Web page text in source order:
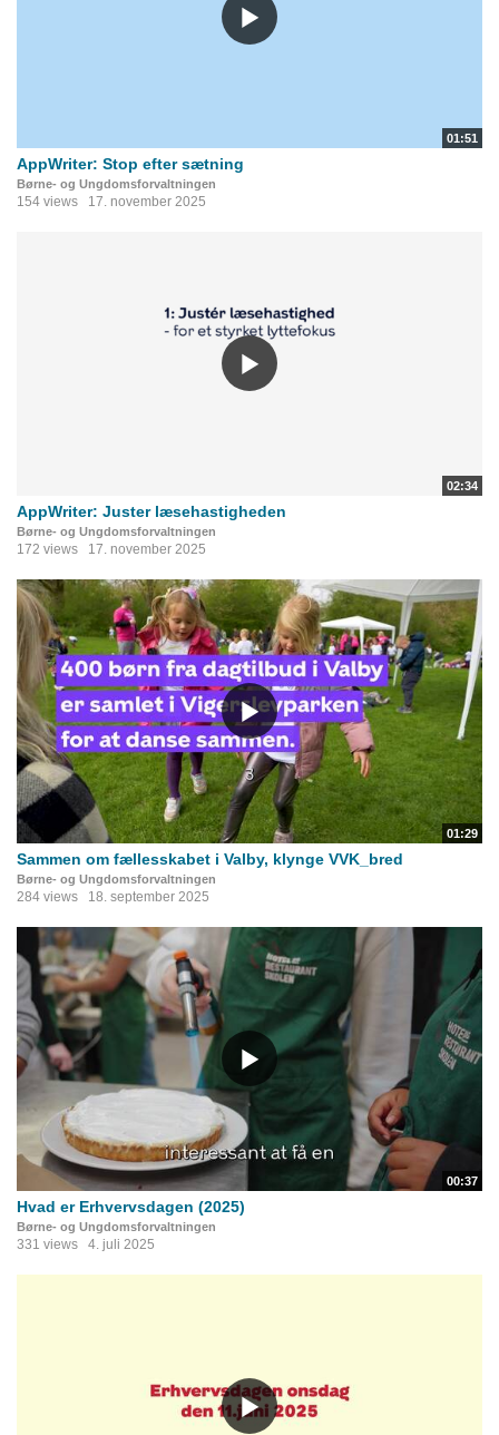
01:51
AppWriter: Stop efter sætning
Børne- og Ungdomsforvaltningen
154 views 17. november 2025
02:34
AppWriter: Juster læsehastigheden
Børne- og Ungdomsforvaltningen
172 views 17. november 2025
01:29
Sammen om fællesskabet i Valby, klynge VVK_bred
Børne- og Ungdomsforvaltningen
284 views 18. september 2025
00:37
Hvad er Erhvervsdagen (2025)
Børne- og Ungdomsforvaltningen
331 views 4. juli 2025